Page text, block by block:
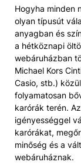
Hogyha minden
olyan típusút
anyagban és
a hétköznapi
webáruházban
Michael Kors
Casio, stb.)
folyamatosan
karórák terén.
igényességgel
karórákat,
minőség és a
webáruháznak.